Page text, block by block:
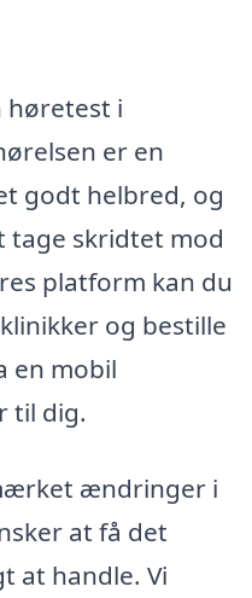
høretest i
er en
godt helbred, og
tage skridtet mod
platform kan du
og bestille
en mobil
til dig.
ændringer i
at få det
at handle. Vi